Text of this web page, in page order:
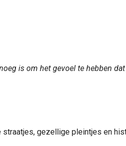
is om het gevoel te hebben
gezellige pleintjes en